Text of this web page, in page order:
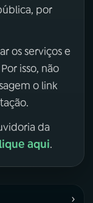
por
os serviços e
isso, não
o link
da
aqui.
›